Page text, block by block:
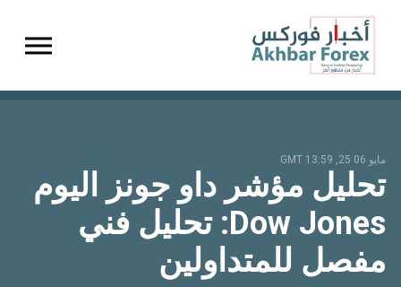
مايو 06 25, 13:59 GMT
تحليل مؤشر داو جونز اليوم
Dow Jones: تحليل فني
مفصل للمتداولين